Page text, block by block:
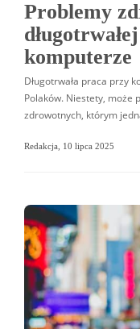
Problemy
komputerze
Długotrwała praca przy
Polaków. Niestety, może
zdrowotnych, którym
Redakcja 10 lipca 2025